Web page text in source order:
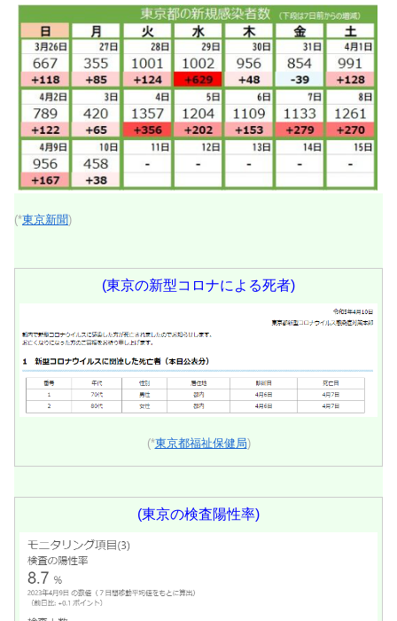
(*東京新聞)
(東京の新型コロナによる死者)
(*東京都福祉保健局)
(東京の検査陽性率)